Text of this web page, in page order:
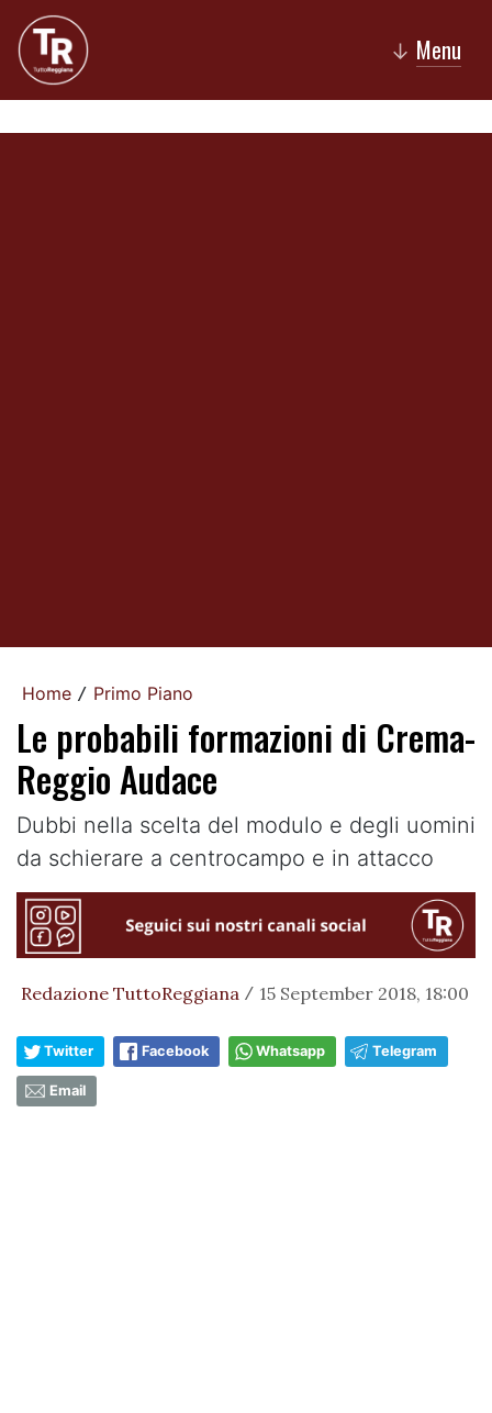
↓ Menu
Home / Primo Piano
Le probabili formazioni di Crema-
Reggio Audace
Dubbi nella scelta del modulo e degli uomini
da schierare a centrocampo e in attacco
Redazione TuttoReggiana / 15 September 2018, 18:00
Twitter Facebook Whatsapp Telegram
Email